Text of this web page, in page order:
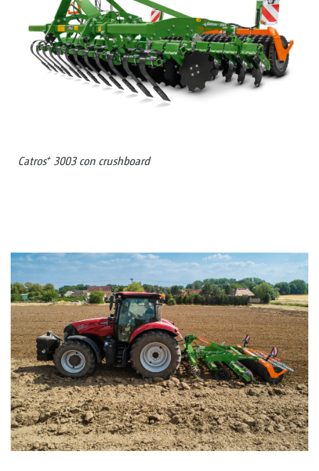
Catros+3003 con crushboard